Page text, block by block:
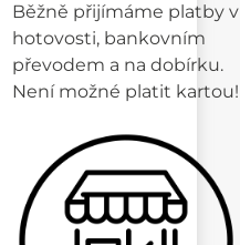
Běžně přijímáme platby v
hotovosti, bankovním
převodem a na dobírku.
Není možné platit kartou!